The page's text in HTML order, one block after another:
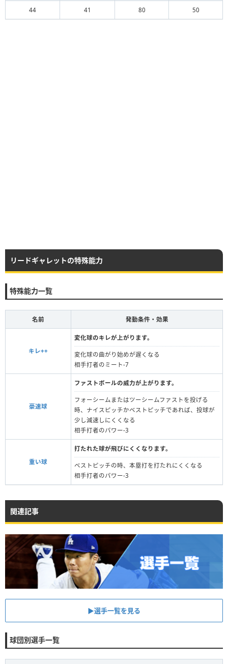
44 41 80 50
リードギャレットの特殊能力
特殊能力一覧
名前 発動条件・効果
キレ++
変化球のキレが上がります。
変化球の曲がり始めが遅くなる
相手打者のミート-7
豪速球
ファストボールの威力が上がります。
フォーシームまたはツーシームファストを投げる
時、ナイスピッチかベストピッチであれば、投球が
少し減速しにくくなる
相手打者のパワー-3
重い球
打たれた球が飛びにくくなります。
ベストピッチの時、本塁打を打たれにくくなる
相手打者のパワー-3
関連記事
▶︎選手一覧を見る
球団別選手一覧